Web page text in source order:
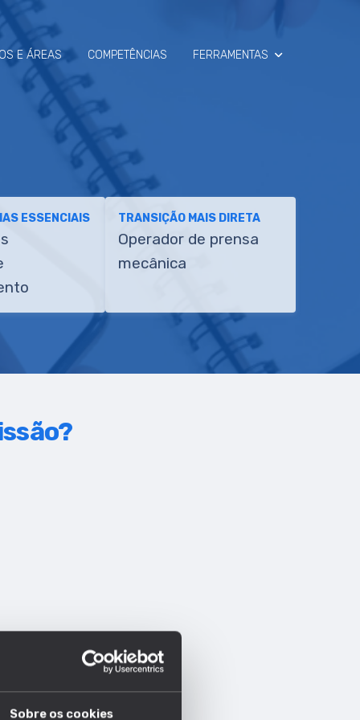
Sobre os cookies
E ÁREAS COMPETÊNCIAS FERRAMENTAS
ESSENCIAIS TRANSIÇÃO MAIS DIRETA
Operador de prensa
mecânica